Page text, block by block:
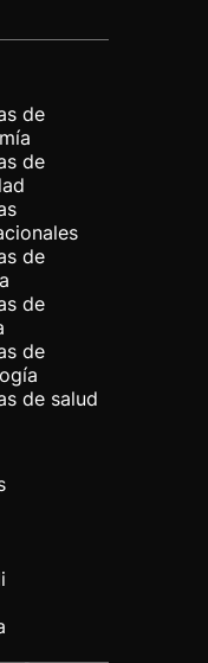
de
de
de
de
de
de salud